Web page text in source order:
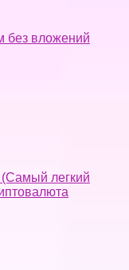
без вложений
(Самый легкий